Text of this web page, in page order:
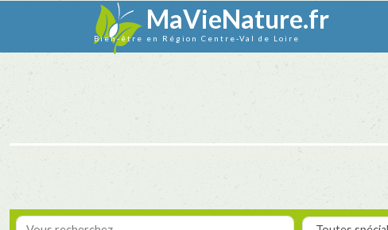
MaVieNature.fr
Bien-être en Région Centre-Val de Loire